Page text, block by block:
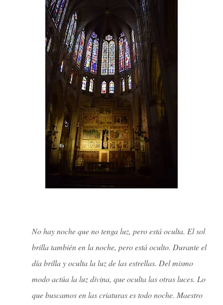
No hay noche que no tenga luz, pero está oculta. El sol
brilla también en la noche, pero está oculto. Durante el
día brilla y oculta la luz de las estrellas. Del mismo
modo actúa la luz divina, que oculta las otras luces. Lo
que buscamos en las criaturas es todo noche. Maestro